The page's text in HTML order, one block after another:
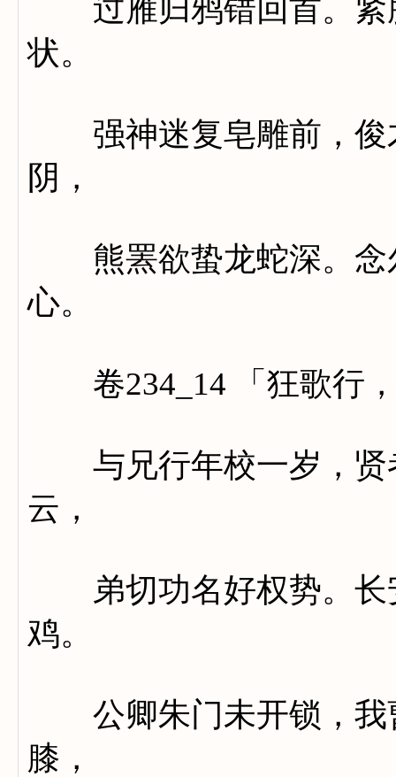
过雁归鸦错回首。紧
状。
强神迷复皂雕前，俊
阴，
熊罴欲蛰龙蛇深。念
心。
卷234_14 「狂歌行，
与兄行年校一岁，贤
云，
弟切功名好权势。长
鸡。
公卿朱门未开锁，我
膝，